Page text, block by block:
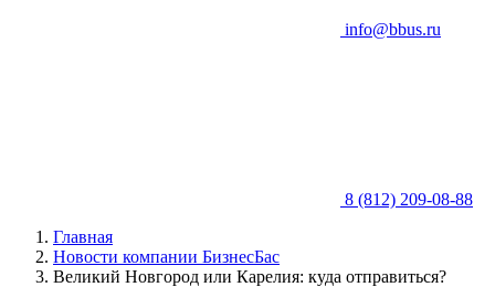
info@bbus.ru
8 (812) 209-08-88
Главная
Новости компании БизнесБас
Великий Новгород или Карелия: куда отправиться?